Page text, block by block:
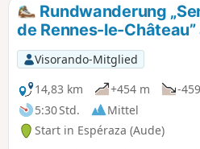
Rundwanderung
de Rennes-le-
Visorando-Mitglied
14,83 km
+454 m
-
5:30 Std.
Mittel
Start in Espéraza (Aude)